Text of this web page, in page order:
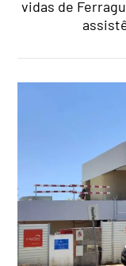
vidas de